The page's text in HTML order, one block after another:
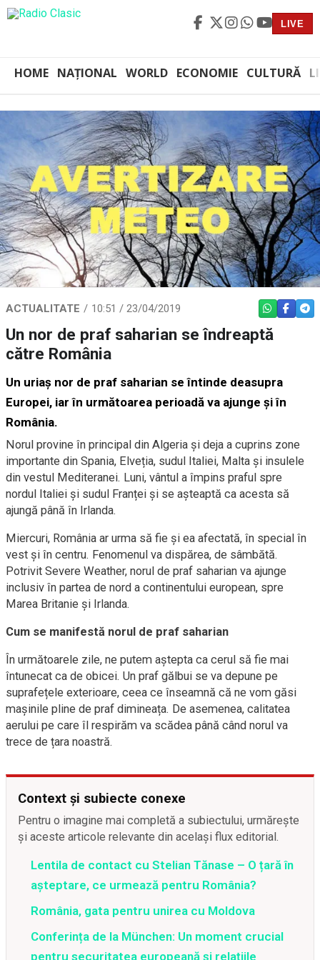
LIVE
HOME NAȚIONAL WORLD ECONOMIE CULTURĂ
ACTUALITATE 10:51 / 23/04/2019 WHATSAPP
Un nor de praf saharian se îndreaptă
către România
Un uriaş nor de praf saharian se întinde deasupra
Europei, iar în următoarea perioadă va ajunge şi în
România.
Norul provine în principal din Algeria şi deja a cuprins zone
importante din Spania, Elveția, sudul Italiei, Malta și insulele
din vestul Mediteranei. Luni, vântul a împins praful spre
nordul Italiei și sudul Franței și se așteaptă ca acesta să
ajungă până în Irlanda.
Miercuri, România ar urma să fie şi ea afectată, în special în
vest şi în centru. Fenomenul va dispărea, de sâmbătă.
Potrivit Severe Weather, norul de praf saharian va ajunge
inclusiv în partea de nord a continentului european, spre
Marea Britanie și Irlanda.
Cum se manifestă norul de praf saharian
În următoarele zile, ne putem aștepta ca cerul să fie mai
întunecat ca de obicei. Un praf gălbui se va depune pe
suprafețele exterioare, ceea ce înseamnă că ne vom găsi
mașinile pline de praf dimineața. De asemenea, calitatea
aerului pe care îl respirăm va scădea până când norul va
trece de țara noastră.
Context și subiecte conexe
Pentru o imagine mai completă a subiectului, urmărește
și aceste articole relevante din același flux editorial.
Lentila de contact cu Stelian Tănase – O țară în
așteptare, ce urmează pentru România?
România, gata pentru unirea cu Moldova
Conferința de la München: Un moment crucial
pentru securitatea europeană și relațiile